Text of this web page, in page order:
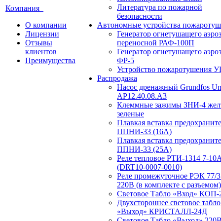
Компания
О компании
Лицензии
Отзывы
клиентов
Преимущества
Литература по пожарной
безопасности
Автономные устройства
Генератор огнетушащего
переносной РАФ-100П
Генератор огнетушащего
ФР-5
Устройство пожаротушения
Распродажа
Насос дренажный Grundfos
АP12.40.08.A3
Клеммные зажимы ЗНИ-4
зеленые
Плавкая вставка
ППНИ-33 (16А)
Плавкая вставка
ППНИ-33 (25А)
Реле тепловое РТИ-1314 7-
(DRT10-0007-0010)
Реле промежуточное РЭК 77/
220В (в комплекте с разъемом)
Световое Табло «Вход» КОП-
Двухстороннее световое табло
«Выход» КРИСТАЛЛ-24Д